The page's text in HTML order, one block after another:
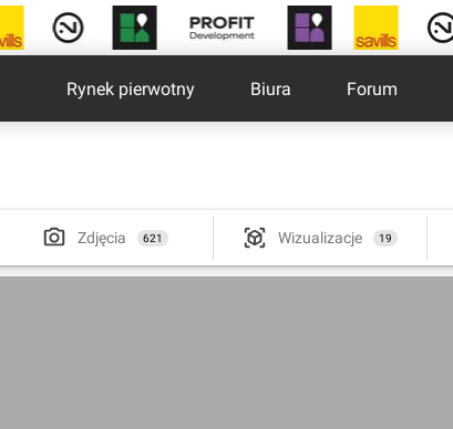
Rynek pierwotny Biura Forum
Zdjęcia 621 Wizualizacje 19